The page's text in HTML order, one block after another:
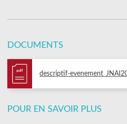
DOCUMENTS
pdf descriptif-
POUR EN SAVOIR PLUS